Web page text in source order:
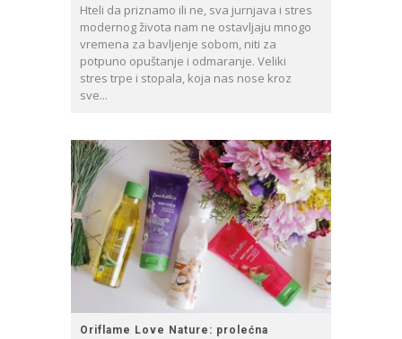
Hteli da priznamo ili ne, sva jurnjava i stres
modernog života nam ne ostavljaju mnogo
vremena za bavljenje sobom, niti za
potpuno opuštanje i odmaranje. Veliki
stres trpe i stopala, koja nas nose kroz
sve...
Oriflame Love Nature: prolećna